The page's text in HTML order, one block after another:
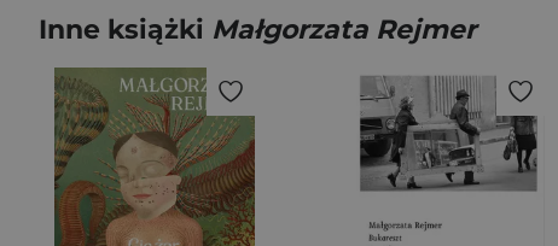
Inne książki Małgorzata Rejmer